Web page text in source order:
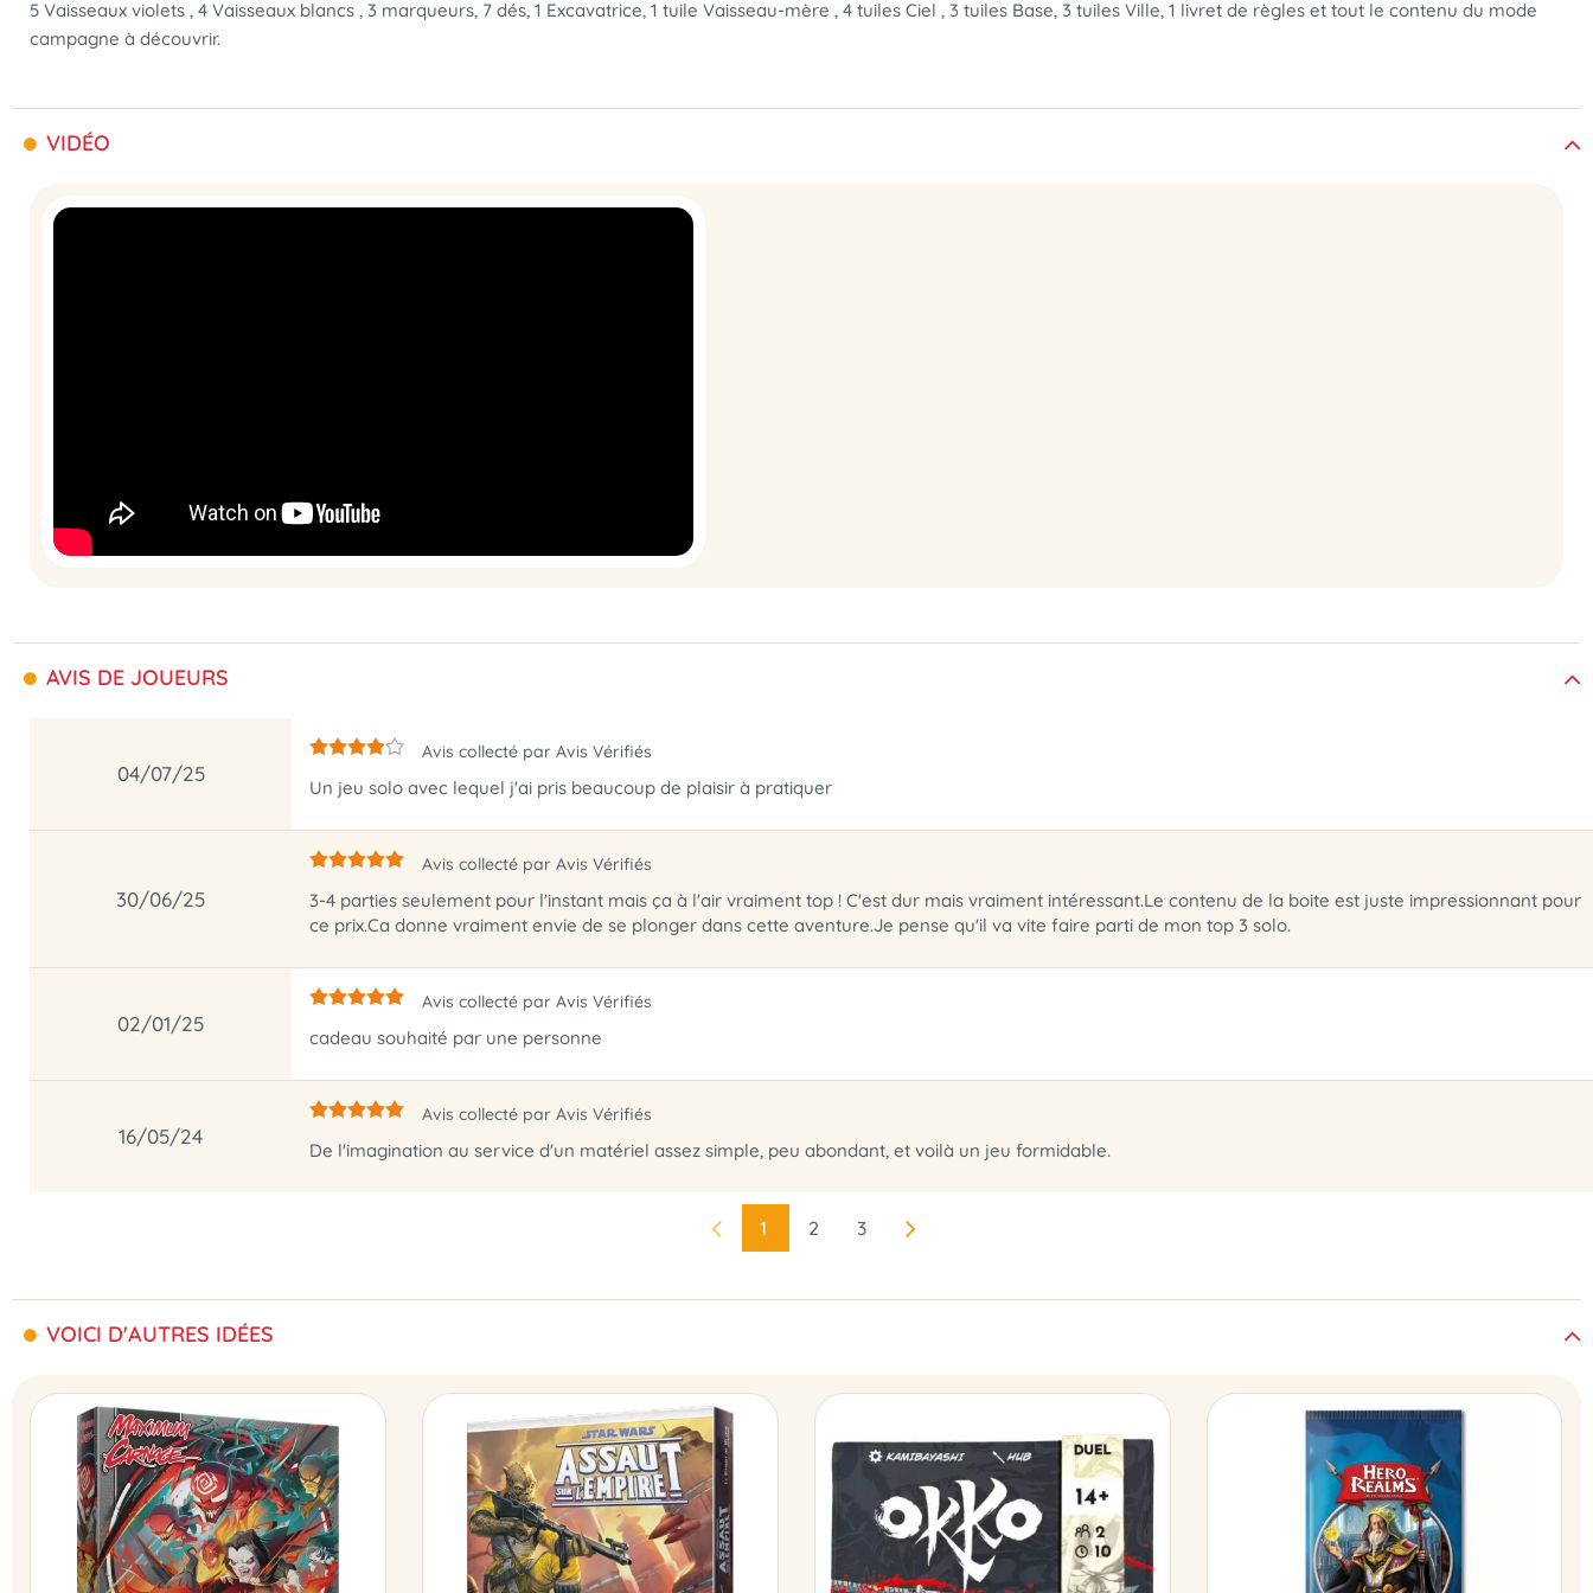
5 Vaisseaux violets , 4 Vaisseaux blancs , 3 marqueurs, 7 dés, 1 Excavatrice, 1 tuile Vaisseau-mère , 4 tuiles Ciel , 3 tuiles Base, 3 tuiles Ville, 1 livret de règles et tout le contenu du mode
campagne à découvrir.
VIDÉO
AVIS DE JOUEURS
04/07/25
Avis collecté par Avis Vérifiés
Un jeu solo avec lequel j'ai pris beaucoup de plaisir à pratiquer
30/06/25
Avis collecté par Avis Vérifiés
3-4 parties seulement pour l'instant mais ça à l'air vraiment top ! C'est dur mais vraiment intéressant.Le contenu de la boite est juste impressionnant pour
ce prix.Ca donne vraiment envie de se plonger dans cette aventure.Je pense qu'il va vite faire parti de mon top 3 solo.
02/01/25
Avis collecté par Avis Vérifiés
cadeau souhaité par une personne
16/05/24
Avis collecté par Avis Vérifiés
De l'imagination au service d'un matériel assez simple, peu abondant, et voilà un jeu formidable.
1 2 3
VOICI D'AUTRES IDÉES